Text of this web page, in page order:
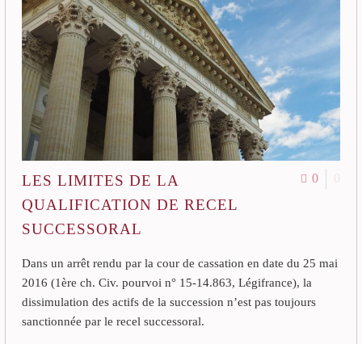
0 0
LES LIMITES DE LA
QUALIFICATION DE RECEL
SUCCESSORAL
Dans un arrêt rendu par la cour de cassation en date du 25 mai
2016 (1ère ch. Civ. pourvoi n° 15-14.863, Légifrance), la
dissimulation des actifs de la succession n’est pas toujours
sanctionnée par le recel successoral.